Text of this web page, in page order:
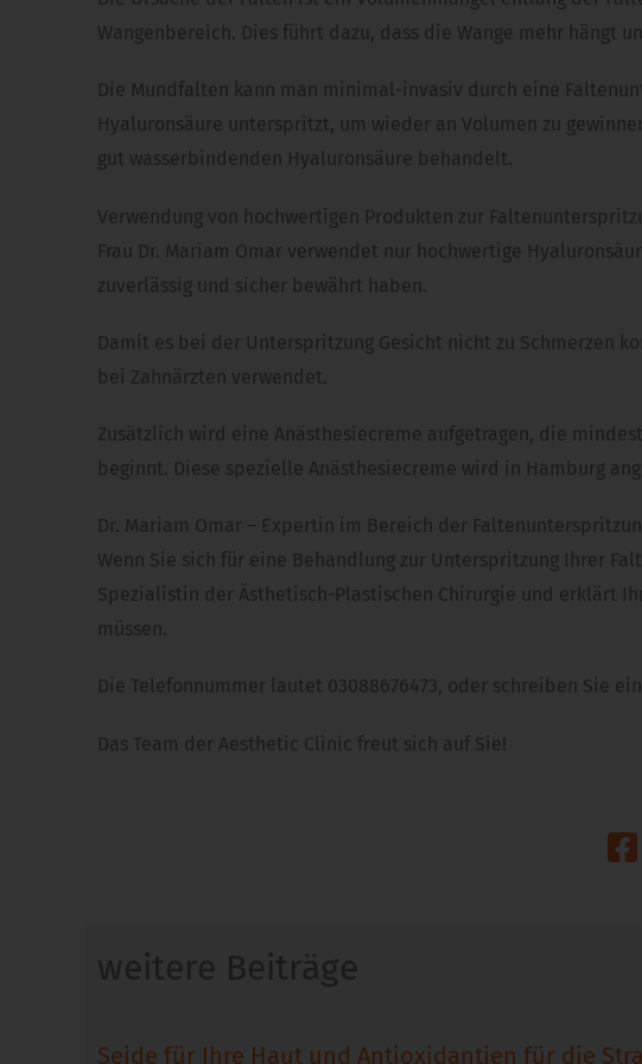
Wangenbereich. Dies führt dazu, dass die Wange mehr hängt
Die Mundfalten kann man minimal-invasiv durch eine
Hyaluronsäure unterspritzt, um wieder an Volumen zu
gut wasserbindenden Hyaluronsäure behandelt.
Verwendung von hochwertigen Produkten zur
Frau Dr. Mariam Omar verwendet nur hochwertige
zuverlässig und sicher bewährt haben.
Damit es bei der Unterspritzung Gesicht nicht zu Schmerzen
bei Zahnärzten verwendet.
Zusätzlich wird eine Anästhesiecreme aufgetragen, die
beginnt. Diese spezielle Anästhesiecreme wird in Hamburg
Dr. Mariam Omar – Expertin im Bereich der
Wenn Sie sich für eine Behandlung zur Unterspritzung Ihrer
Spezialistin der Ästhetisch-Plastischen Chirurgie und erklärt
müssen.
Die Telefonnummer lautet 03088676473, oder schreiben Sie
Das Team der Aesthetic Clinic freut sich auf Sie!
Seide für Ihre Haut und Antioxidantien für die